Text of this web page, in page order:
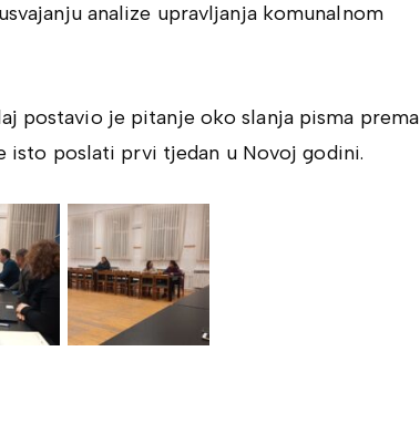
analize upravljanja komunalnom
postavio je pitanje oko slanja pisma prema
isto poslati prvi tjedan u Novoj godini.